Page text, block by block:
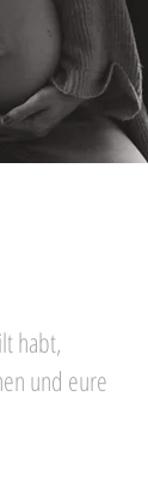
habt,
und eure